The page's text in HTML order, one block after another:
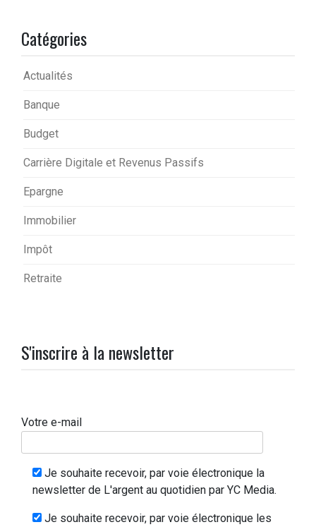
Catégories
Actualités
Banque
Budget
Carrière Digitale et Revenus Passifs
Epargne
Immobilier
Impôt
Retraite
S'inscrire à la newsletter
Votre e-mail
Je souhaite recevoir, par voie électronique la
newsletter de L'argent au quotidien par YC Media.
Je souhaite recevoir, par voie électronique les